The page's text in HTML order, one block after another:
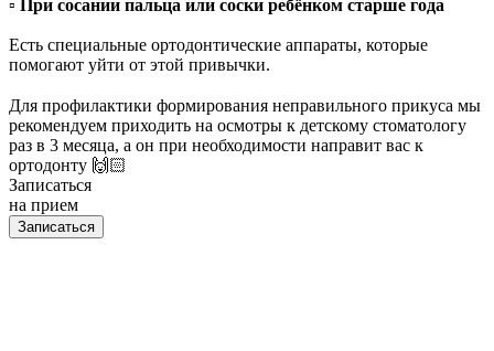
▫️ При сосании пальца или соски ребёнком старше года
Есть специальные ортодонтические аппараты, которые
помогают уйти от этой привычки.
Для профилактики формирования неправильного прикуса мы
рекомендуем приходить на осмотры к детскому стоматологу
раз в 3 месяца, а он при необходимости направит вас к
ортодонту 🙌🏻
Записаться
на прием
Записаться